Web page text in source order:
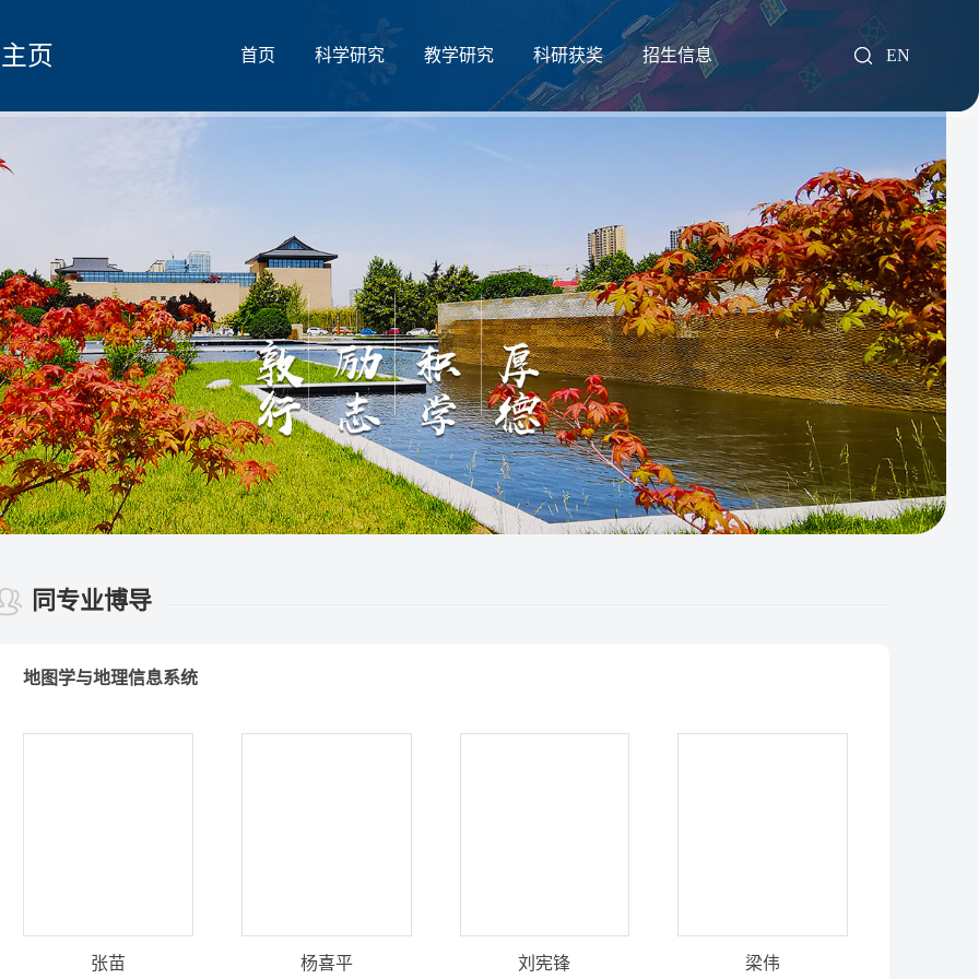
页 首页 科学研究 教学研究 科研获奖 招生信息 EN
同专业博导
地图学与地理信息系统
张苗 杨喜平 刘宪锋 梁伟